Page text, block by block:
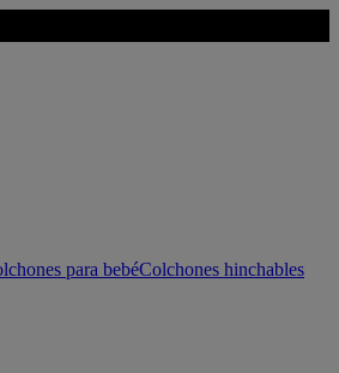
para bebéColchones hinchables